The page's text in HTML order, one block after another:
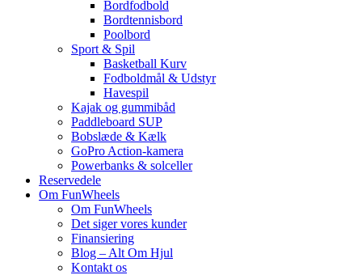
Bordfodbold
Bordtennisbord
Poolbord
Sport & Spil
Basketball Kurv
Fodboldmål & Udstyr
Havespil
Kajak og gummibåd
Paddleboard SUP
Bobslæde & Kælk
GoPro Action-kamera
Powerbanks & solceller
Reservedele
Om FunWheels
Om FunWheels
Det siger vores kunder
Finansiering
Blog – Alt Om Hjul
Kontakt os